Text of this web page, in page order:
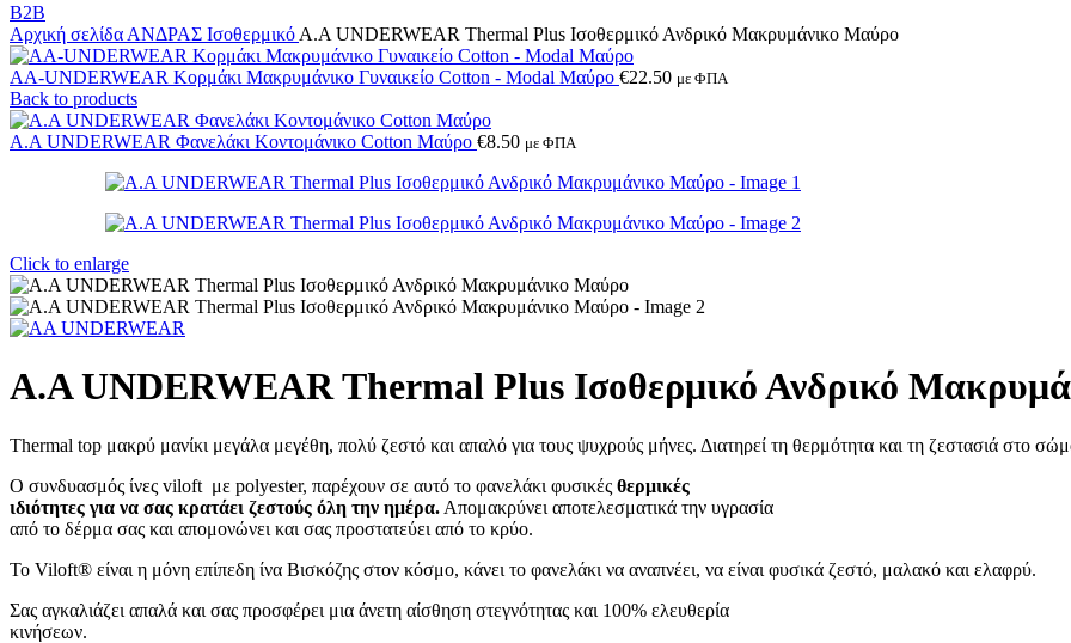
B2B
Αρχική σελίδα ΑΝΔΡΑΣ Ισοθερμικό Α.A UNDERWEAR Thermal Plus Ισοθερμικό Ανδρικό Μακρυμάνικο Μαύρο
AA-UNDERWEAR Κορμάκι Μακρυμάνικο Γυναικείο Cotton - Modal Μαύρο €22.50 με ΦΠΑ
Back to products
A.A UNDERWEAR Φανελάκι Κοντομάνικο Cotton Μαύρο €8.50 με ΦΠΑ
Click to enlarge
Α.A UNDERWEAR Thermal Plus Ισοθερμικό Ανδρικό
Thermal top μακρύ μανίκι μεγάλα μεγέθη, πολύ ζεστό και απαλό για τους ψυχρούς μήνες. Διατηρεί τη θερμότητα και τη ζεστασιά στο
Ο συνδυασμός ίνες viloft με polyester, παρέχουν σε αυτό το φανελάκι φυσικές θερμικές
ιδιότητες για να σας κρατάει ζεστούς όλη την ημέρα. Απομακρύνει αποτελεσματικά την υγρασία
από το δέρμα σας και απομονώνει και σας προστατεύει από το κρύο.
Το Viloft® είναι η μόνη επίπεδη ίνα Βισκόζης στον κόσμο, κάνει το φανελάκι να αναπνέει, να είναι φυσικά ζεστό, μαλακό και ελαφρύ.
Σας αγκαλιάζει απαλά και σας προσφέρει μια άνετη αίσθηση στεγνότητας και 100% ελευθερία
κινήσεων.